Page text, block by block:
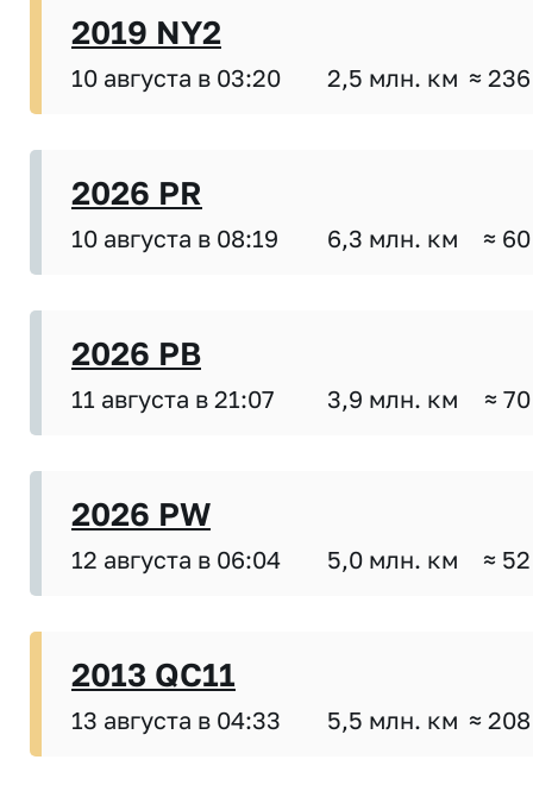
2019 NY2
10 августа в 03:20 2,5 млн. км ≈
2026 PR
10 августа в 08:19 6,3 млн. км ≈
2026 PB
11 августа в 21:07 3,9 млн. км ≈
2026 PW
12 августа в 06:04 5,0 млн. км ≈
2013 QC11
13 августа в 04:33 5,5 млн. км ≈